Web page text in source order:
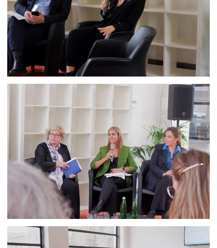
Ingrandisci
Ingrandisci